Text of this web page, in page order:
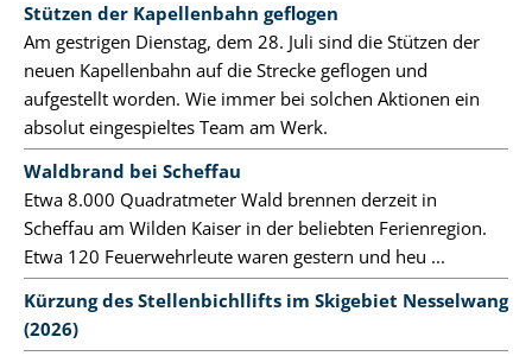
Stützen der Kapellenbahn geflogen
Am gestrigen Dienstag, dem 28. Juli sind die Stützen der
neuen Kapellenbahn auf die Strecke geflogen und
aufgestellt worden. Wie immer bei solchen Aktionen ein
absolut eingespieltes Team am Werk.
Waldbrand bei Scheffau
Etwa 8.000 Quadratmeter Wald brennen derzeit in
Scheffau am Wilden Kaiser in der beliebten Ferienregion.
Etwa 120 Feuerwehrleute waren gestern und heu ...
Kürzung des Stellenbichllifts im Skigebiet Nesselwang
(2026)